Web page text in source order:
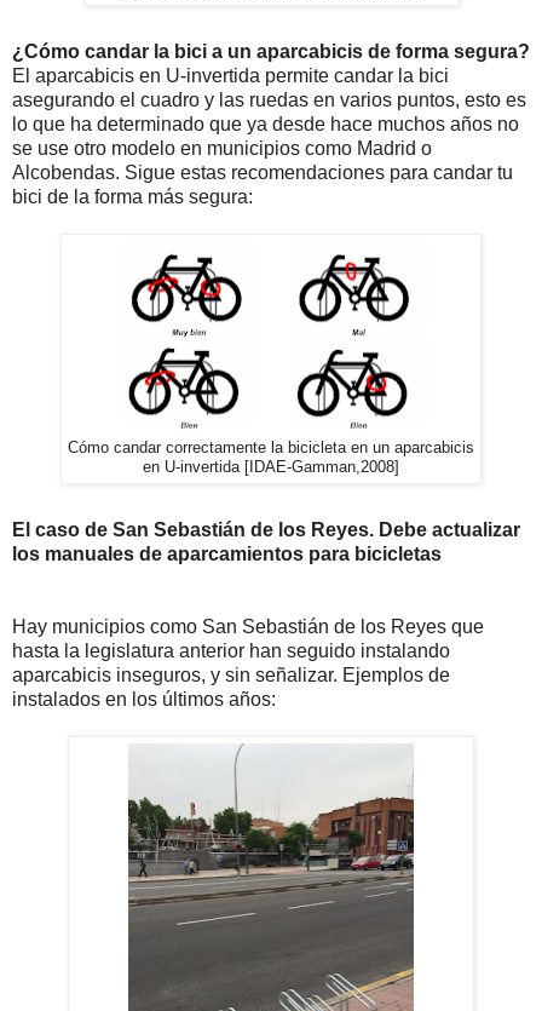
¿Cómo candar la bici a un aparcabicis de forma segura?
El aparcabicis en U-invertida permite candar la bici
asegurando el cuadro y las ruedas en varios puntos, esto es
lo que ha determinado que ya desde hace muchos años no
se use otro modelo en municipios como Madrid o
Alcobendas. Sigue estas recomendaciones para candar tu
bici de la forma más segura:
Cómo candar correctamente la bicicleta en un aparcabicis
en U-invertida [IDAE-Gamman,2008]
El caso de San Sebastián de los Reyes. Debe actualizar
los manuales de aparcamientos para bicicletas
Hay municipios como San Sebastián de los Reyes que
hasta la legislatura anterior han seguido instalando
aparcabicis inseguros, y sin señalizar. Ejemplos de
instalados en los últimos años: